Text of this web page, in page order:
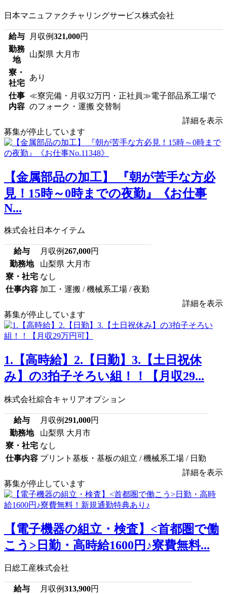
日本マニュファクチャリングサービス株式会社
給与 月収例321,000円
勤務
地
山梨県 大月市
寮・
社宅
あり
仕事
内容
≪寮完備・月収32万円・正社員≫電子部品系工場で
のフォーク・運搬 交替制
詳細を表示
募集が停止しています
【金属部品の加工】 『朝が苦手な方必
見！15時～0時までの夜勤』《お仕事
N...
株式会社日本ケイテム
給与 月収例267,000円
勤務地
山梨県 大月市
寮・社宅 なし
仕事内容 加工・運搬 / 機械系工場 / 夜勤
詳細を表示
募集が停止しています
1.【高時給】2.【日勤】3.【土日祝休
み】の3拍子そろい組！！【月収29...
株式会社綜合キャリアオプション
給与 月収例291,000円
勤務地
山梨県 大月市
寮・社宅 なし
仕事内容 プリント基板・基板の組立 / 機械系工場 / 日勤
詳細を表示
募集が停止しています
【電子機器の組立・検査】<首都圏で働
こう>日勤・高時給1600円♪寮費無料...
日総工産株式会社
給与 月収例313,900円